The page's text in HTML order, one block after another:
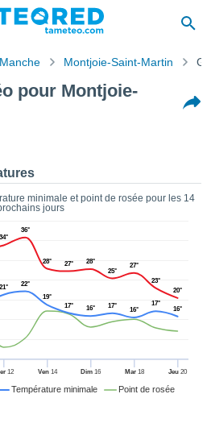
Manche Montjoie-Saint-Martin
pour Montjoie-
minimale et point de rosée pour les 14
jours
Température minimale Point de rosée
12 Ven14 Dim 16 Mar18 Jeu 20
34°
36°
28° 27°
28°
25°
27°
23°
20°
21°
22°
19°
17°
16° 17°
16°
17°
16°